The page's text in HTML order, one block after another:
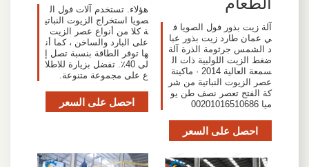
آلة زيت بذور فول الصويا ف
ي عمان طارد زيت بذور عبا
د الشمس جرثومة الذرة آلة
ضغط الزيت اللولبية ذات ال
سمعة العالية 2014 · ماكينة
عصر الزيوت النباتية من شر
كة الفتح تعصر نصف طن يو
ميا 00201016510686
احصل على السعر
هؤلاء. تستخدم آلات فول ال
صويا استخراج الزيوت النباتي
ة كلا من أنواع عصر الزيت
على البارد والساخن ، كما أن
ها توفر الطاقة بنسبة تصل إ
لى 40٪. تفضل بزيارة للاطلا
ع على مجموعة متنوعة.
احصل على السعر